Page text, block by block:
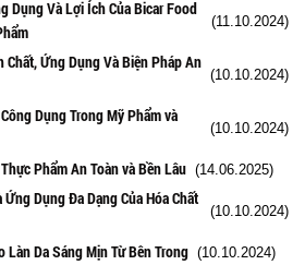
Dụng Và Lợi Ích Của Bicar Food
(11.10.2024)
Ứng Dụng Và Biện Pháp An
(10.10.2024)
Dụng Trong Mỹ Phẩm và
(10.10.2024)
Phẩm An Toàn và Bền Lâu (14.06.2025)
Dụng Đa Dạng Của Hóa Chất
(10.10.2024)
Da Sáng Mịn Từ Bên Trong (10.10.2024)